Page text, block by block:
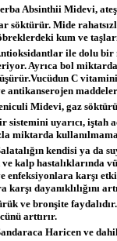
Absinthii Midevi,
söktürür. Mide
kum ve
ile dolu bir
Ayrıca bol
C
antikanserojen
Midevi, gaz
sistemini uyarıcı, iştah
miktarda
kendisi ya da
kalp hastalıklarında
enfeksiyonlara karşı
karşı dayanıklılığını
ve bronşite
arttırır.
Haricen ve